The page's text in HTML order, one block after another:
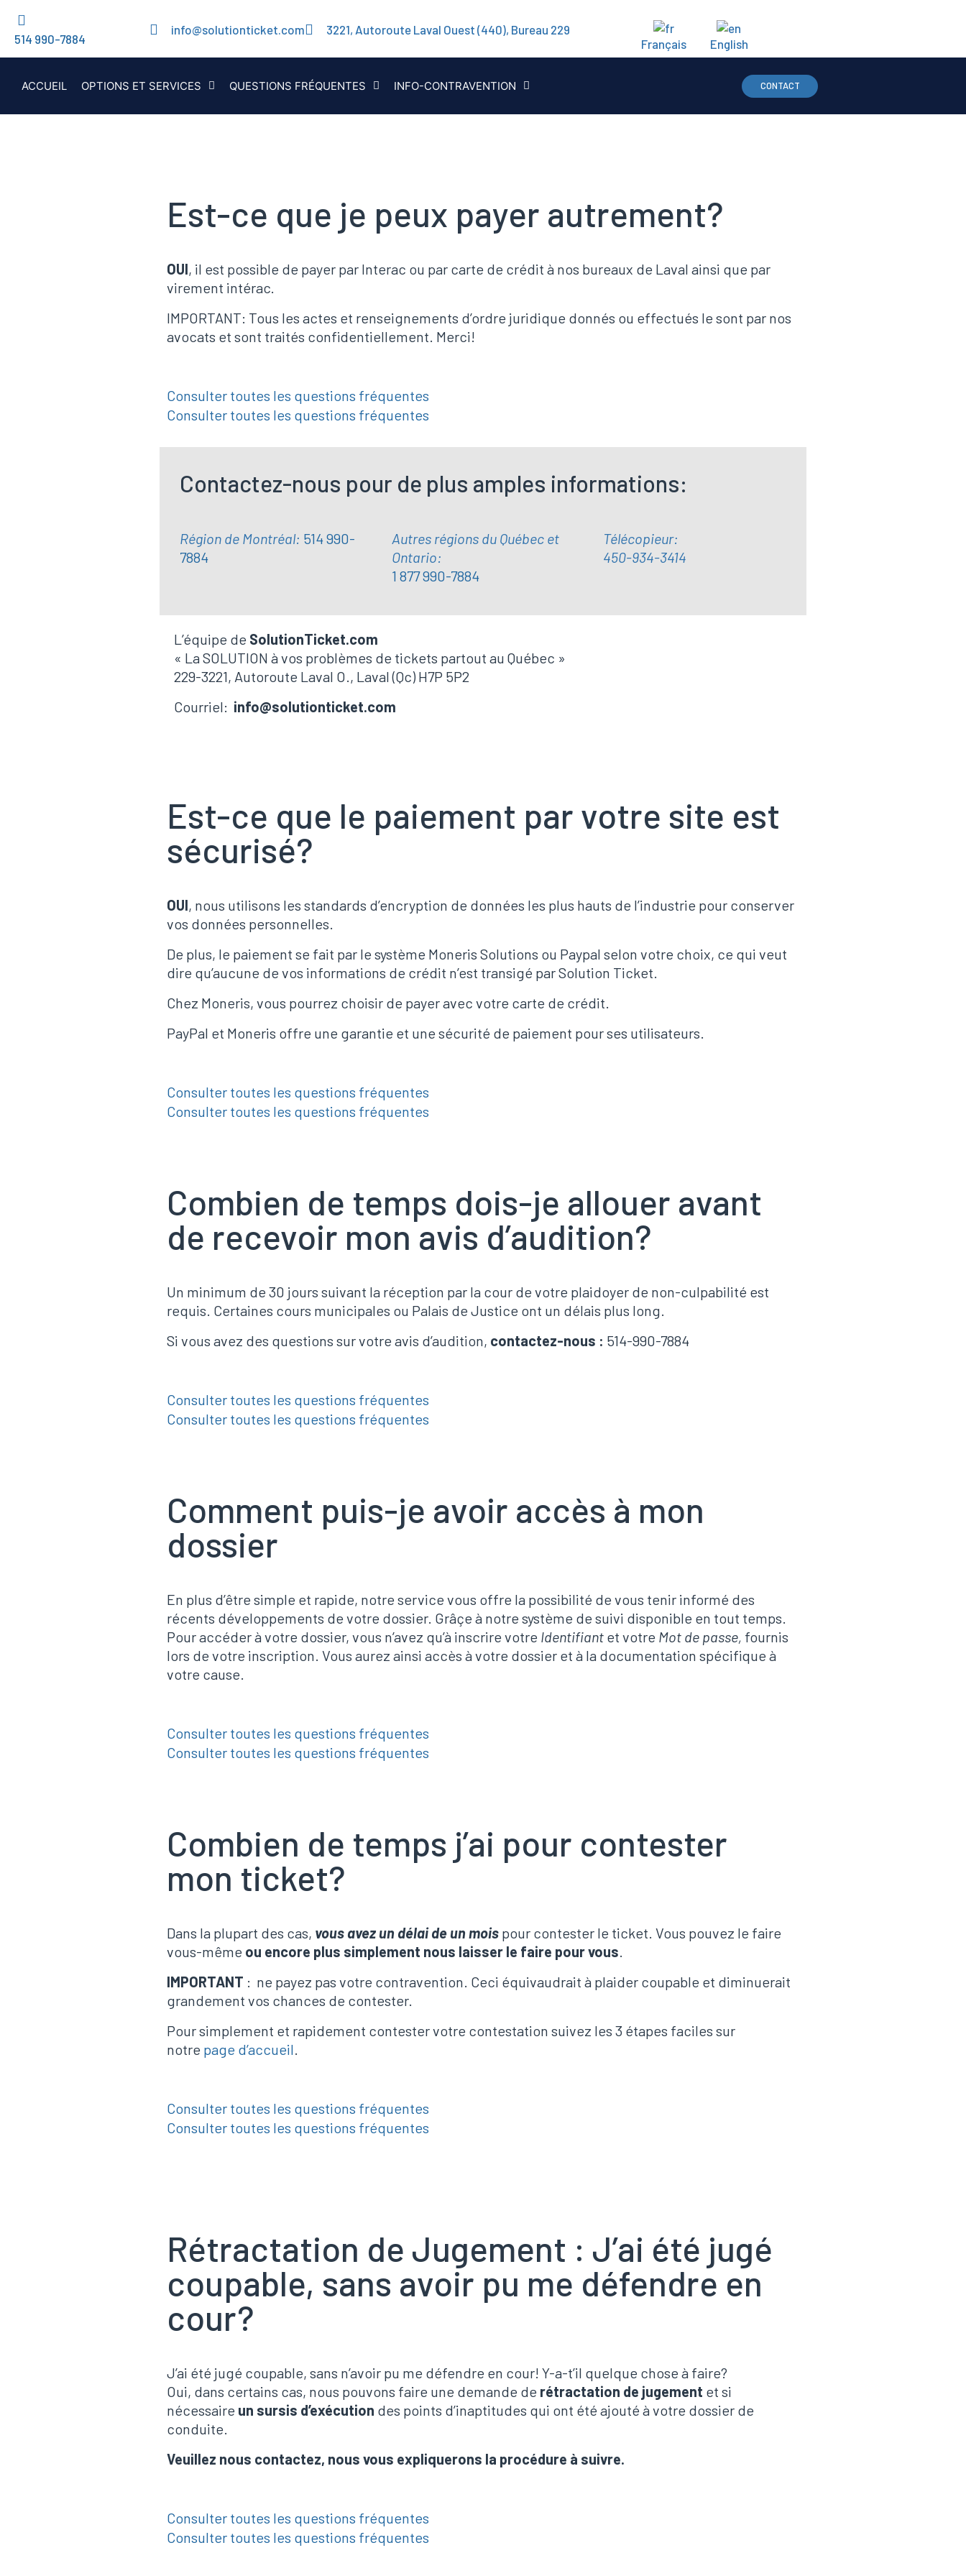
514 990-7884
info@solutionticket.com
3221, Autoroute Laval Ouest (440), Bureau 229
Français
English
ACCUEIL OPTIONS ET SERVICES QUESTIONS FRÉQUENTES INFO-CONTRAVENTION CONTACT
Est-ce que je peux payer autrement?
OUI, il est possible de payer par Interac ou par carte de crédit à nos bureaux de Laval ainsi que par
virement intérac.
IMPORTANT: Tous les actes et renseignements d’ordre juridique donnés ou effectués le sont par nos
avocats et sont traités confidentiellement. Merci!
Consulter toutes les questions fréquentes
Consulter toutes les questions fréquentes
Contactez-nous pour de plus amples informations:
Région de Montréal: 514 990-
7884
Autres régions du Québec et
Ontario:
1 877 990-7884
Télécopieur:
450-934-3414
L’équipe de SolutionTicket.com
« La SOLUTION à vos problèmes de tickets partout au Québec »
229-3221, Autoroute Laval O., Laval (Qc) H7P 5P2
Courriel: info@solutionticket.com
Est-ce que le paiement par votre site est
sécurisé?
OUI, nous utilisons les standards d’encryption de données les plus hauts de l’industrie pour conserver
vos données personnelles.
De plus, le paiement se fait par le système Moneris Solutions ou Paypal selon votre choix, ce qui veut
dire qu’aucune de vos informations de crédit n’est transigé par Solution Ticket.
Chez Moneris, vous pourrez choisir de payer avec votre carte de crédit.
PayPal et Moneris offre une garantie et une sécurité de paiement pour ses utilisateurs.
Consulter toutes les questions fréquentes
Consulter toutes les questions fréquentes
Combien de temps dois-je allouer avant
de recevoir mon avis d’audition?
Un minimum de 30 jours suivant la réception par la cour de votre plaidoyer de non-culpabilité est
requis. Certaines cours municipales ou Palais de Justice ont un délais plus long.
Si vous avez des questions sur votre avis d’audition, contactez-nous : 514-990-7884
Consulter toutes les questions fréquentes
Consulter toutes les questions fréquentes
Comment puis-je avoir accès à mon
dossier
En plus d’être simple et rapide, notre service vous offre la possibilité de vous tenir informé des
récents développements de votre dossier. Grâçe à notre système de suivi disponible en tout temps.
Pour accéder à votre dossier, vous n’avez qu’à inscrire votre Identifiant et votre Mot de passe, fournis
lors de votre inscription. Vous aurez ainsi accès à votre dossier et à la documentation spécifique à
votre cause.
Consulter toutes les questions fréquentes
Consulter toutes les questions fréquentes
Combien de temps j’ai pour contester
mon ticket?
Dans la plupart des cas, vous avez un délai de un mois pour contester le ticket. Vous pouvez le faire
vous-même ou encore plus simplement nous laisser le faire pour vous.
IMPORTANT : ne payez pas votre contravention. Ceci équivaudrait à plaider coupable et diminuerait
grandement vos chances de contester.
Pour simplement et rapidement contester votre contestation suivez les 3 étapes faciles sur
notre page d’accueil.
Consulter toutes les questions fréquentes
Consulter toutes les questions fréquentes
Rétractation de Jugement : J’ai été jugé
coupable, sans avoir pu me défendre en
cour?
J’ai été jugé coupable, sans n’avoir pu me défendre en cour! Y-a-t’il quelque chose à faire?
Oui, dans certains cas, nous pouvons faire une demande de rétractation de jugement et si
nécessaire un sursis d’exécution des points d’inaptitudes qui ont été ajouté à votre dossier de
conduite.
Veuillez nous contactez, nous vous expliquerons la procédure à suivre.
Consulter toutes les questions fréquentes
Consulter toutes les questions fréquentes